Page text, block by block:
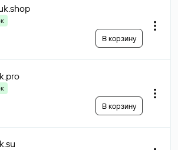
.shop
В корзину
.pro
В корзину
.su